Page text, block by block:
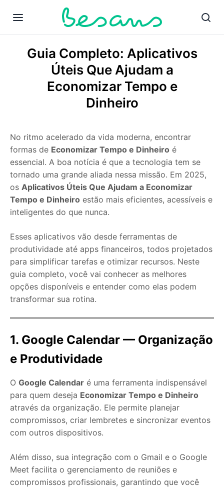
Guia Completo: Aplicativos
Úteis Que Ajudam a
Economizar Tempo e
Dinheiro
No ritmo acelerado da vida moderna, encontrar
formas de Economizar Tempo e Dinheiro é
essencial. A boa notícia é que a tecnologia tem se
tornado uma grande aliada nessa missão. Em 2025,
os Aplicativos Úteis Que Ajudam a Economizar
Tempo e Dinheiro estão mais eficientes, acessíveis e
inteligentes do que nunca.
Esses aplicativos vão desde ferramentas de
produtividade até apps financeiros, todos projetados
para simplificar tarefas e otimizar recursos. Neste
guia completo, você vai conhecer as melhores
opções disponíveis e entender como elas podem
transformar sua rotina.
1. Google Calendar — Organização
e Produtividade
O Google Calendar é uma ferramenta indispensável
para quem deseja Economizar Tempo e Dinheiro
através da organização. Ele permite planejar
compromissos, criar lembretes e sincronizar eventos
com outros dispositivos.
Além disso, sua integração com o Gmail e o Google
Meet facilita o gerenciamento de reuniões e
compromissos profissionais, garantindo que você